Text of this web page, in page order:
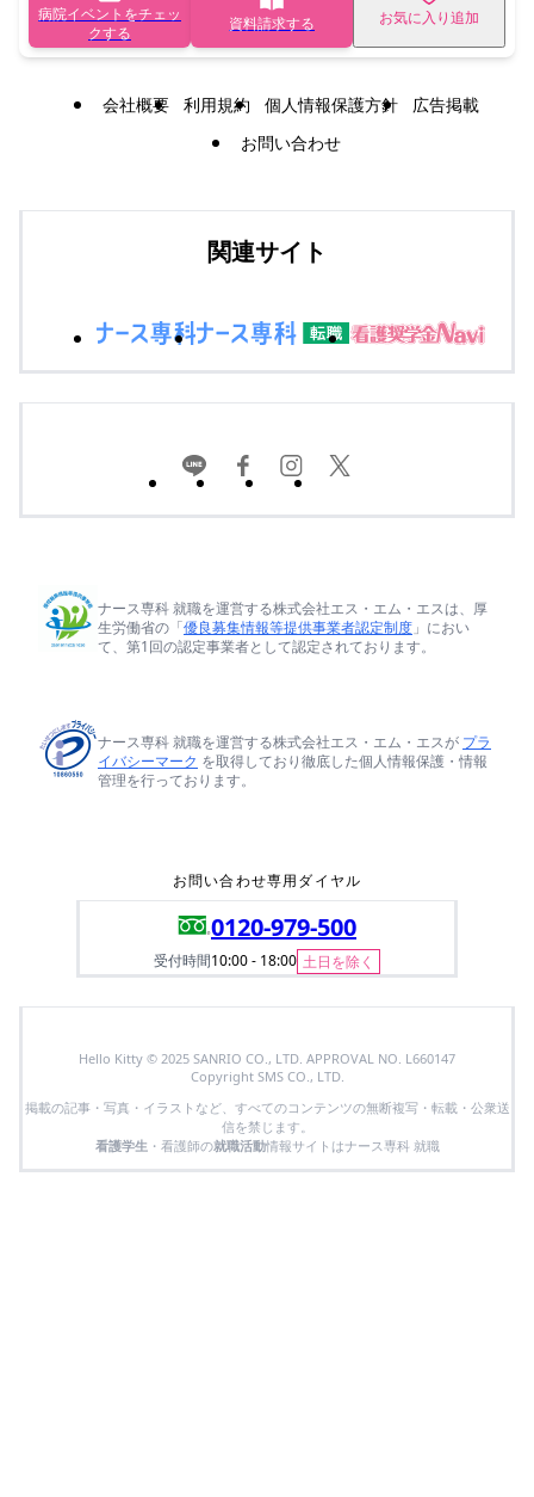
病院イベントをチェッ
クする
資料請求する お気に入り追加
会社概要 利用規約 個人情報保護方針
広告掲載
お問い合わせ
関連サイト
ナース専科 就職を運営する株式会社エス・エム・エスは、厚
生労働省の「優良募集情報等提供事業者認定制度 」におい
て、第1回の認定事業者として認定されております。
ナース専科 就職を運営する株式会社エス・エム・エスが プラ
イバシーマーク を取得しており徹底した個人情報保護・情報
管理を行っております。
お問い合わせ専用ダイヤル
0120-979-500
受付時間10:00 - 18:00 土日を除く
Hello Kitty © 2025 SANRIO CO., LTD. APPROVAL NO. L660147
Copyright SMS CO., LTD.
掲載の記事・写真・イラストなど、すべてのコンテンツの無断複写・転載・公衆送
信を禁じます。
看護学生 ・看護師の就職活動情報サイトはナース専科 就職